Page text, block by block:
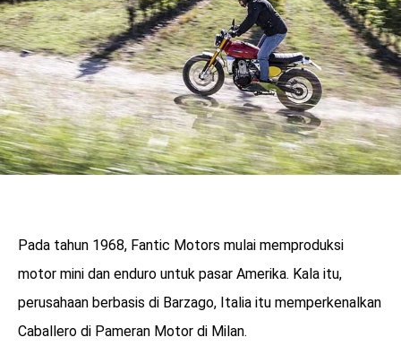
Pada tahun 1968, Fantic Motors mulai memproduksi
motor mini dan enduro untuk pasar Amerika. Kala itu,
perusahaan berbasis di Barzago, Italia itu memperkenalkan
Caballero di Pameran Motor di Milan.